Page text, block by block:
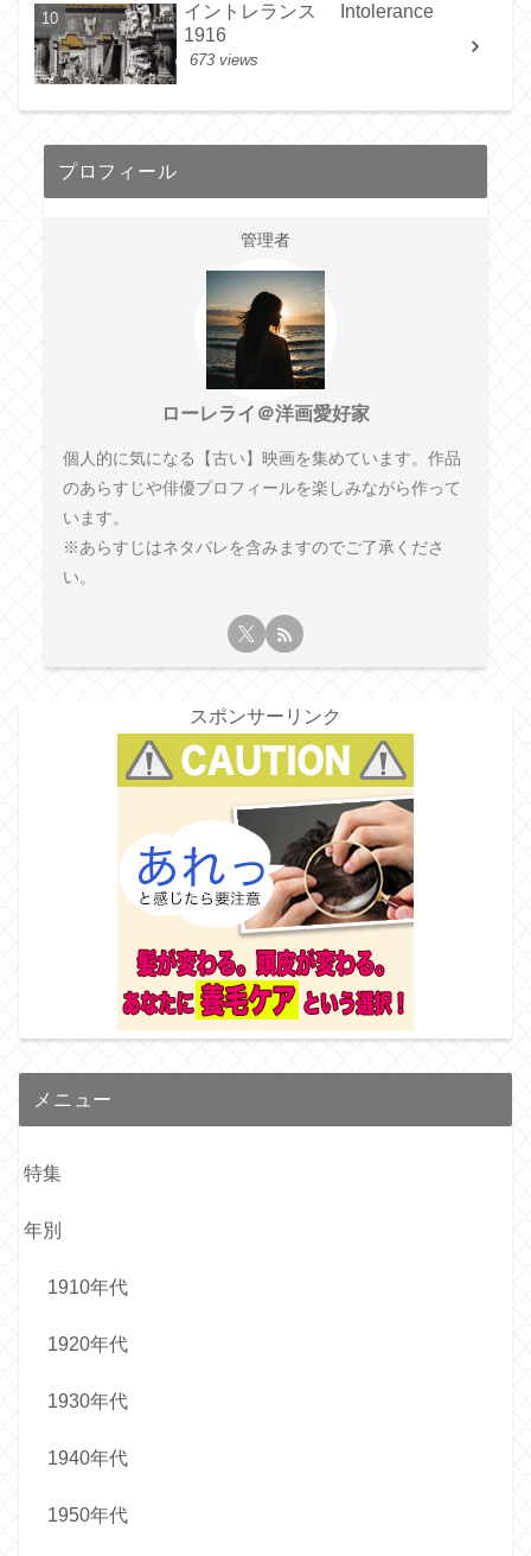
イントレランス Intolerance
1916
673 views
プロフィール
管理者
ローレライ＠洋画愛好家
個人的に気になる【古い】映画を集めています。作品
のあらすじや俳優プロフィールを楽しみながら作って
います。
※あらすじはネタバレを含みますのでご了承くださ
い。
スポンサーリンク
メニュー
特集
年別
1910年代
1920年代
1930年代
1940年代
1950年代